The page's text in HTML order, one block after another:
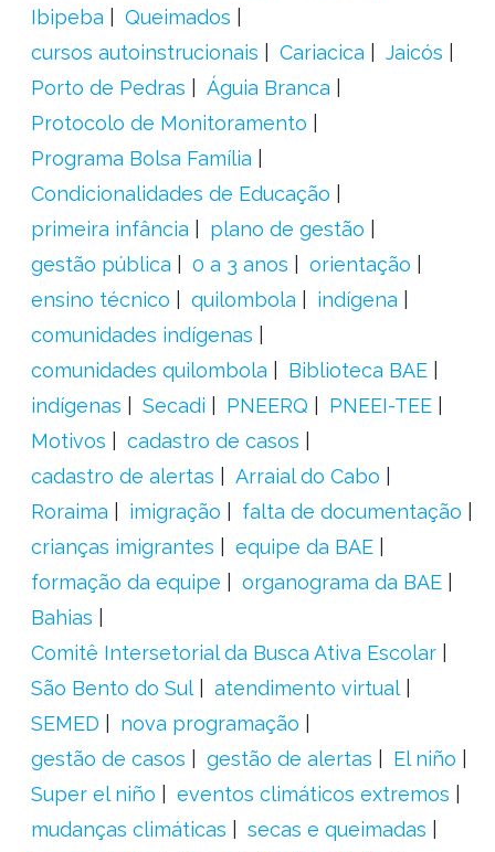
Ibipeba
Queimados
cursos autoinstrucionais
Cariacica
Jaicós
Porto de Pedras
Águia Branca
Protocolo de Monitoramento
Programa Bolsa Família
Condicionalidades de Educação
primeira infância
plano de gestão
gestão pública
0 a 3 anos
orientação
ensino técnico
quilombola
indígena
comunidades indígenas
comunidades quilombola
Biblioteca BAE
indígenas
Secadi PNEERQ
PNEEI-TEE
Motivos
cadastro de casos
cadastro de alertas
Arraial do Cabo
Roraima
imigração
falta de documentação
crianças imigrantes
equipe da BAE
formação da equipe
organograma da BAE
Bahias
Comitê Intersetorial da Busca Ativa Escolar
São Bento do Sul
atendimento virtual
SEMED
nova programação
gestão de casos
gestão de alertas
El niño
Super el niño
eventos climáticos extremos
mudanças climáticas
secas e queimadas